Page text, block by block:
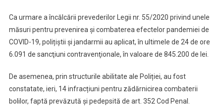
Ca urmare a încălcării prevederilor Legii nr. 55/2020 privind unele
măsuri pentru prevenirea și combaterea efectelor pandemiei de
COVID-19, polițiștii și jandarmii au aplicat, în ultimele de 24 de ore
6.091 de sancţiuni contravenţionale, în valoare de 845.200 de lei.
De asemenea, prin structurile abilitate ale Poliției, au fost
constatate, ieri, 14 infracțiuni pentru zădărnicirea combaterii
bolilor, faptă prevăzută și pedepsită de art. 352 Cod Penal.